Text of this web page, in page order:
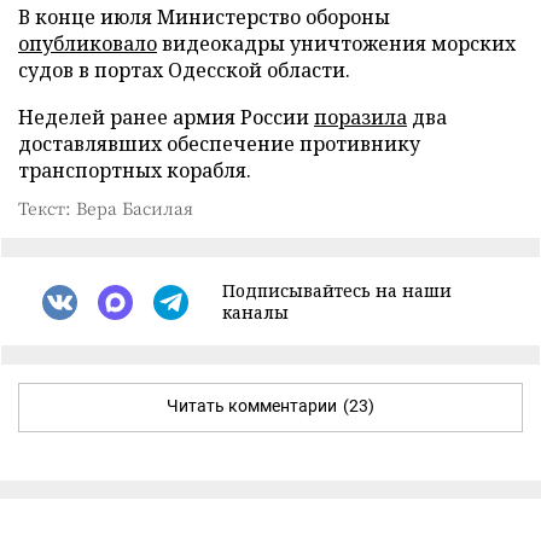
В конце июля Министерство обороны
опубликоваловидеокадры уничтожения морских
судов в портах Одесской области.
Неделей ранее армия Россиипоразила два
доставлявших обеспечение противнику
транспортных корабля.
Текст: Вера Басилая
Подписывайтесь на наши
каналы
Читать комментарии (23)